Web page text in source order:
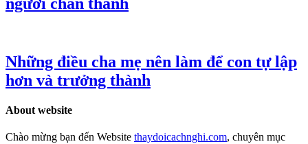
Những điều cha mẹ nên làm để con tự lập
hơn và trưởng thành
About website
Chào mừng bạn đến Website thaydoicachnghi.com, chuyên mục